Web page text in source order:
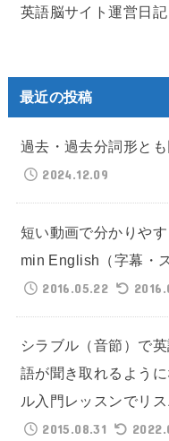
英語脳サイト運営日記
最近の投稿
過去・過去分詞形と
2024.12.09
短い動画で分かりや
min English（字幕・
2016.05.22
シラブル（音節）で
語が聞き取れるよう
ル入門レッスンでリ
2015.08.31